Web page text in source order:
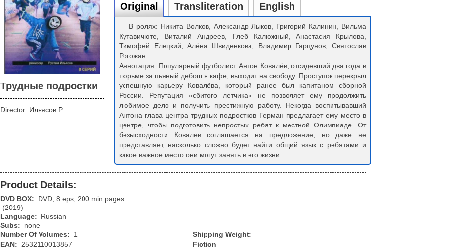
Трудные подростки
Director: Ильясов Р.
Original Transliteration English
В ролях: Никита Волков, Александр Лыков, Григорий Калинин, Вильма
Кутавичюте, Виталий Андреев, Глеб Калюжный, Анастасия Крылова,
Тимофей Елецкий, Алёна Швиденкова, Владимир Гарцунов, Святослав
Рогожан
Аннотация: Популярный футболист Антон Ковалёв, отсидевший два года в
тюрьме за пьяный дебош в кафе, выходит на свободу. Проступок перекрыл
успешную карьеру Ковалёва, который ранее был капитаном сборной
России. Репутация «сбитого летчика» не позволяет ему продолжить
любимое дело и получить престижную работу. Некогда воспитывавший
Антона глава центра трудных подростков Герман предлагает ему место в
центре, чтобы подготовить непростых ребят к местной Олимпиаде. От
безысходности Ковалев соглашается на предложение, но даже не
представляет, насколько сложно будет найти общий язык с ребятами и
какое важное место они могут занять в его жизни.
Product Details:
DVD BOX:
DVD, 8 eps, 200 min pages
(2019)
Language:
Russian
Subs:
none
Number Of Volumes:
1
Shipping Weight:
EAN: 2532110013857 Fiction